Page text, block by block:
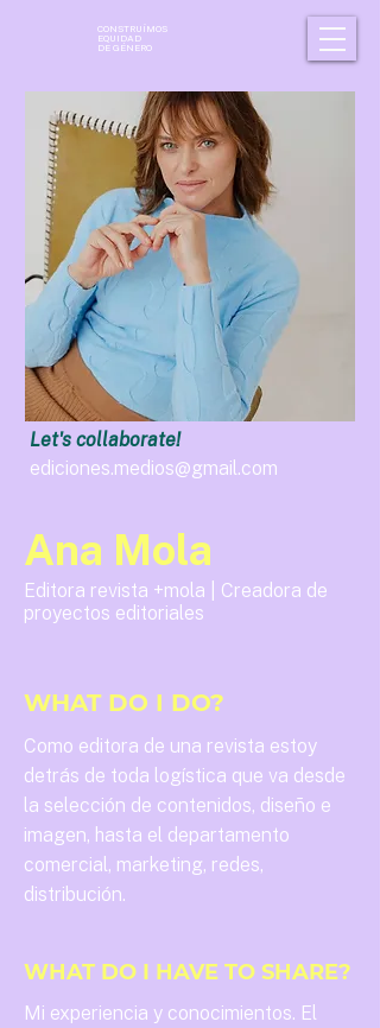
CONSTRUÍMOS
EQUIDAD
DE GÉNERO
Let's collaborate!
ediciones.medios@gmail.com
Ana Mola
Editora revista +mola | Creadora de
proyectos editoriales
WHAT DO I DO?
Como editora de una revista estoy
detrás de toda logística que va desde
la selección de contenidos, diseño e
imagen, hasta el departamento
comercial, marketing, redes,
distribución.
WHAT DO I HAVE TO SHARE?
Mi experiencia y conocimientos. El